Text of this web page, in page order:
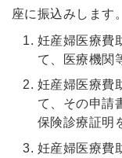
座に振込みします。
妊産婦医療費
て、医療機関
妊産婦医療費
て、その申請
保険診療証明
妊産婦医療費